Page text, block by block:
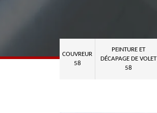
COUVREUR
58
PEINTURE ET
DÉCAPAGE DE VOLET
58